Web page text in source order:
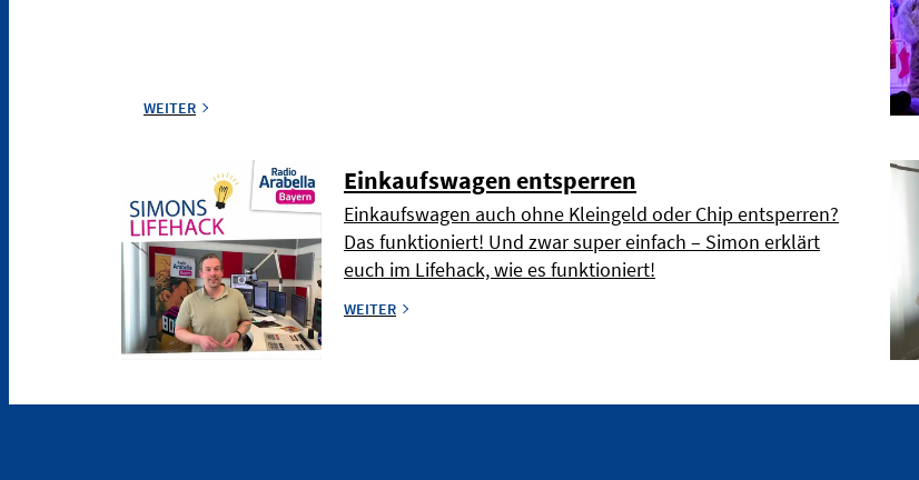
WEITER
Einkaufswagen entsperren
Einkaufswagen auch ohne Kleingeld oder Chip entsperren?
Das funktioniert! Und zwar super einfach – Simon erklärt
euch im Lifehack, wie es funktioniert!
WEITER